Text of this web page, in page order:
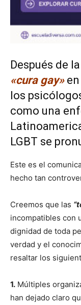
Después de
«cura gay»
los
como una
LGBT se
Este es el
hecho tan
Creemos que las
incompatibles con
dignidad de toda
verdad y el
resaltar los
1. Múltiples
han dejado claro